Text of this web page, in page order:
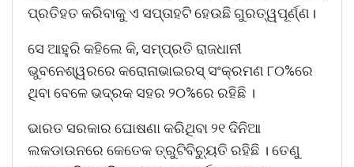
ପ୍ରତିହତ କରିବାକୁ ଏ ସପ୍ତାହଟି ହେଉଛି ଗୁରତ୍ୱପୂର୍ଣ୍ଣ।
ସେ ଆହୁରି କହିଲେ କି, ସମ୍ପ୍ରତି ରାଜଧାନୀ
ଭୁବନେଶ୍ୱରରେ କରୋନାଭାଇରସ୍ ସଂକ୍ରମଣ ୮୦%ରେ
ଥିବା ବେଳେ ଭଦ୍ରକ ସହର ୨୦%ରେ ରହିଛି ।
ଭାରତ ସରକାର ଘୋଷଣା କରିଥିବା ୨୧ ଦିନିଆ
ଲକଡାଉନରେ କେତେକ ତ୍ରୁଟିବିଚୁ୍ୟତି ରହିଛି । ତେଣୁ